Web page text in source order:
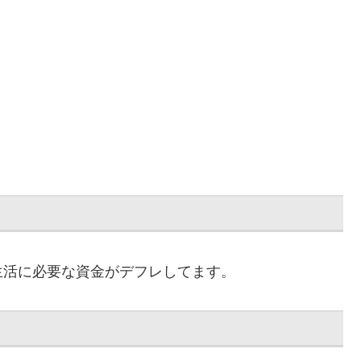
に必要な資金がデフレしてます。